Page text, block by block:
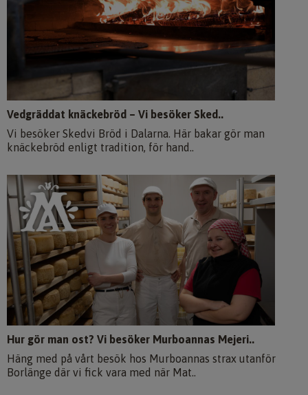
Vedgräddat knäckebröd – Vi besöker Sked..
Vi besöker Skedvi Bröd i Dalarna. Här bakar gör man
knäckebröd enligt tradition, för hand..
Hur gör man ost? Vi besöker Murboannas Mejeri..
Häng med på vårt besök hos Murboannas strax utanför
Borlänge där vi fick vara med när Mat..